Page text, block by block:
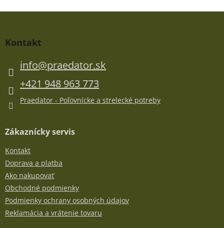
Kontakt
info@praedator.sk
+421 948 963 773
Praedator - Poľovnícke a strelecké potreby
Zákaznícky servis
Kontakt
Doprava a platba
Ako nakupovať
Obchodné podmienky
Podmienky ochrany osobných údajov
Reklamácia a vrátenie tovaru